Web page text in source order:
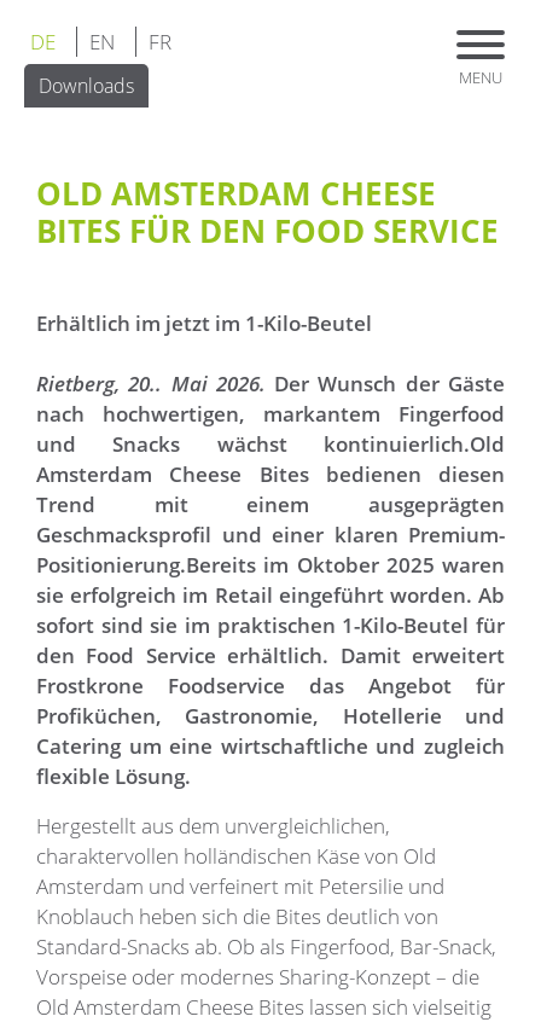
Downloads
DE EN FR
OLD AMSTERDAM CHEESE
BITES FÜR DEN FOOD SERVICE
Erhältlich im jetzt im 1-Kilo-Beutel
Rietberg, 20.. Mai 2026. Der Wunsch der Gäste
nach hochwertigen, markantem Fingerfood
und Snacks wächst kontinuierlich.Old
Amsterdam Cheese Bites bedienen diesen
Trend mit einem ausgeprägten
Geschmacksprofil und einer klaren Premium-
Positionierung.Bereits im Oktober 2025 waren
sie erfolgreich im Retail eingeführt worden. Ab
sofort sind sie im praktischen 1-Kilo-Beutel für
den Food Service erhältlich. Damit erweitert
Frostkrone Foodservice das Angebot für
Profiküchen, Gastronomie, Hotellerie und
Catering um eine wirtschaftliche und zugleich
flexible Lösung.
Hergestellt aus dem unvergleichlichen,
charaktervollen holländischen Käse von Old
Amsterdam und verfeinert mit Petersilie und
Knoblauch heben sich die Bites deutlich von
Standard-Snacks ab. Ob als Fingerfood, Bar-Snack,
Vorspeise oder modernes Sharing-Konzept – die
Old Amsterdam Cheese Bites lassen sich vielseitig